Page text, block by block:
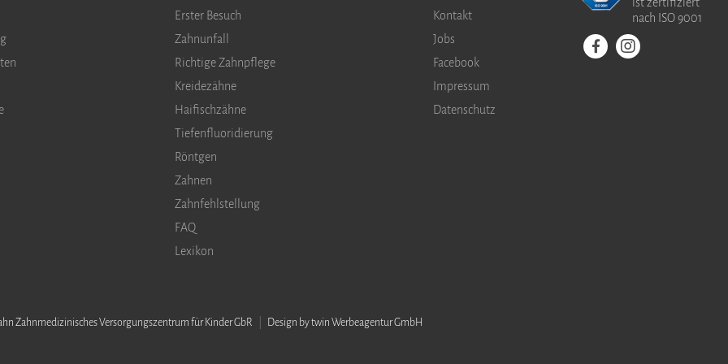
Erster Besuch
Zahnunfall
Richtige Zahnpflege
Kreidezähne
Haifischzähne
Tiefenfluoridierung
Röntgen
Zahnen
Zahnfehlstellung
FAQ
Lexikon
Kontakt
Jobs
Facebook
Impressum
Datenschutz
nach ISO 9001
Zahnmedizinisches Versorgungszentrum für Kinder GbR Design by twin Werbeagentur GmbH